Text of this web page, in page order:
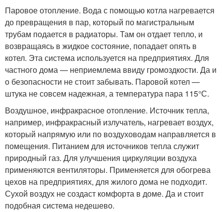
Паровое отопление. Вода с помощью котла нагревается
до превращения в пар, который по магистральным
трубам подается в радиаторы. Там он отдает тепло, и
возвращаясь в жидкое состояние, попадает опять в
котел. Эта система используется на предприятиях. Для
частного дома — неприемлема ввиду громоздкости. Да и
о безопасности не стоит забывать. Паровой котел —
штука не совсем надежная, а температура пара 115°С.
Воздушное, инфракрасное отопление. Источник тепла,
например, инфракрасный излучатель, нагревает воздух,
который напрямую или по воздуховодам направляется в
помещения. Питанием для источников тепла служит
природный газ. Для улучшения циркуляции воздуха
применяются вентиляторы. Применяется для обогрева
цехов на предприятиях, для жилого дома не подходит.
Сухой воздух не создаст комфорта в доме. Да и стоит
подобная система недешево.